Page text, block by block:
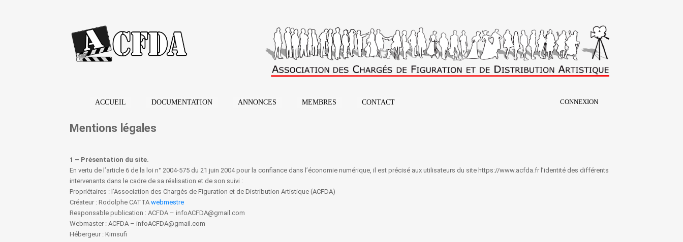
ACCUEIL DOCUMENTATION ANNONCES MEMBRES CONTACT CONNEXION
Mentions légales
1 – Présentation du site.
En vertu de l’article 6 de la loi n° 2004-575 du 21 juin 2004 pour la confiance dans l’économie numérique, il est précisé aux utilisateurs du site https://www.acfda.fr l’identité des différents
intervenants dans le cadre de sa réalisation et de son suivi :
Propriétaires : l’Association des Chargés de Figuration et de Distribution Artistique (ACFDA)
Créateur : Rodolphe CATTAwebmestre
Responsable publication : ACFDA – infoACFDA@gmail.com
Webmaster : ACFDA – infoACFDA@gmail.com
Hébergeur : Kimsufi